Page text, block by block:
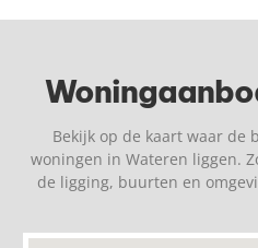
Bekijk op de kaart waar de
woningen in Wateren liggen.
de ligging, buurten en